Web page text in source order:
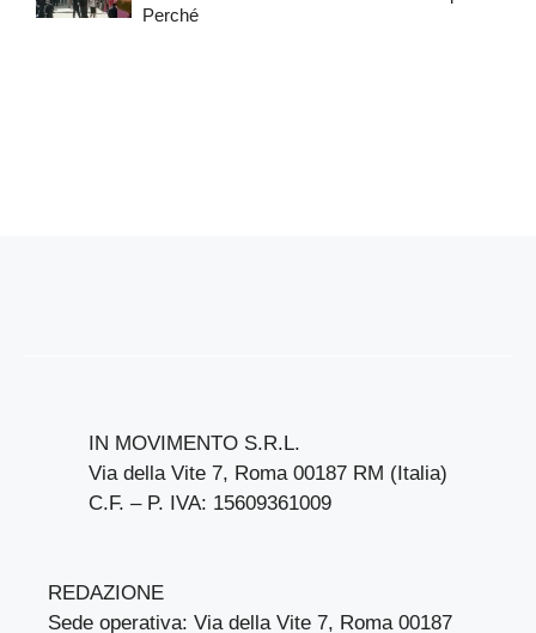
Perché
IN MOVIMENTO S.R.L.
Via della Vite 7, Roma 00187 RM (Italia)
C.F. – P. IVA: 15609361009
REDAZIONE
Sede operativa: Via della Vite 7, Roma 00187